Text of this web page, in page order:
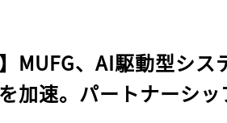
】MUFG、AI駆動型シ
加速。パートナーシ